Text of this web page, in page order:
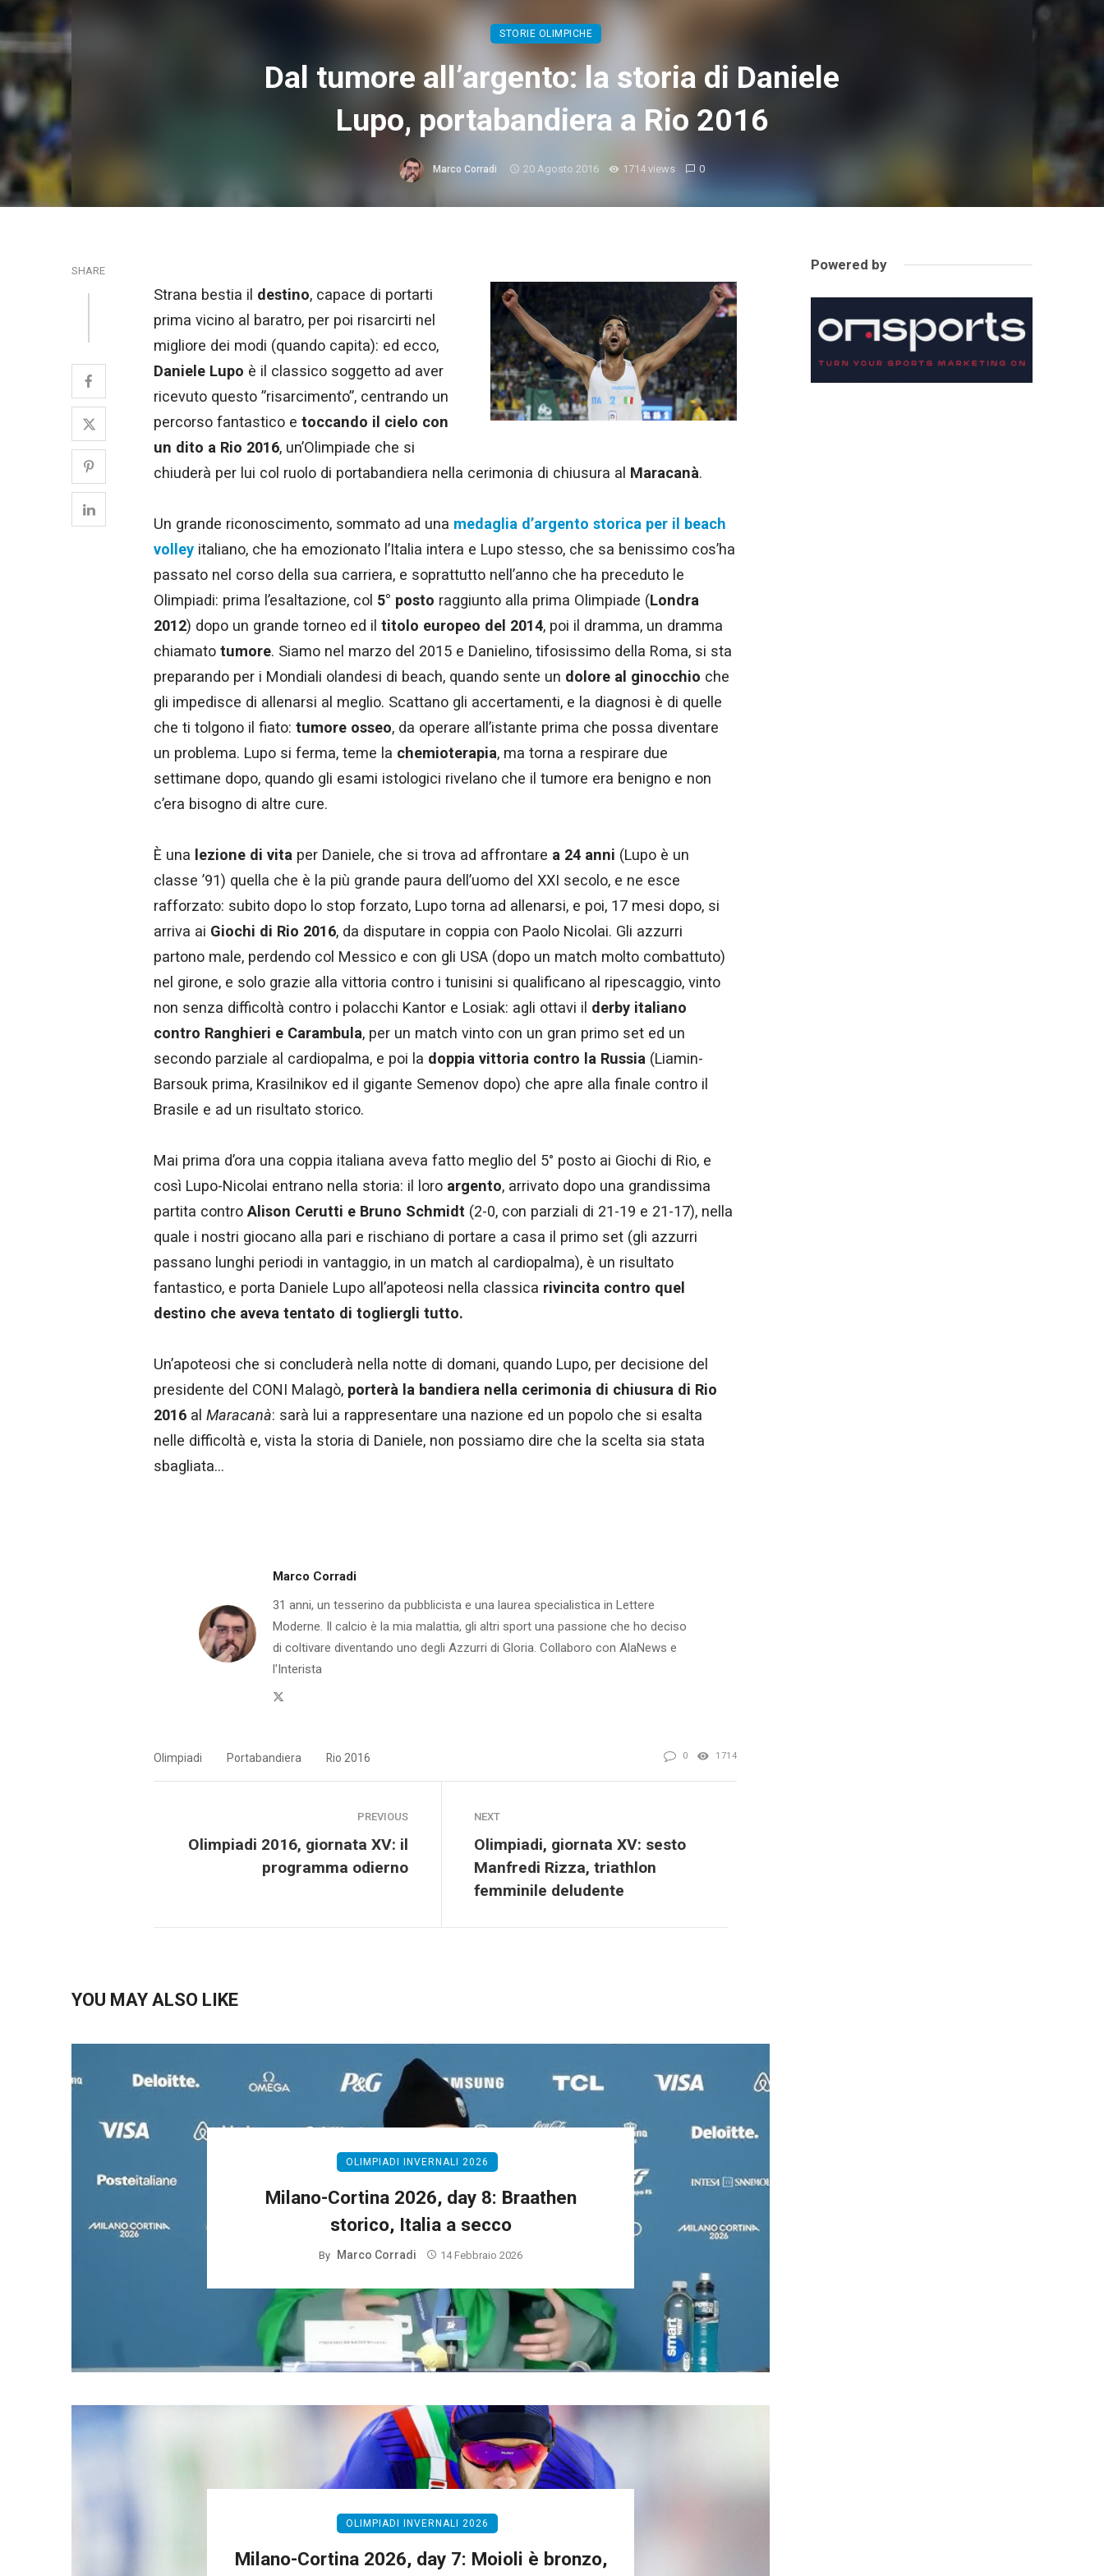
STORIE OLIMPICHE
Dal tumore all’argento: la storia di Daniele
Lupo, portabandiera a Rio 2016
Marco Corradi 20 Agosto 2016 1714 views 0
SHARE
Strana bestia il destino, capace di portarti
prima vicino al baratro, per poi risarcirti nel
migliore dei modi (quando capita): ed ecco,
Daniele Lupo è il classico soggetto ad aver
ricevuto questo ”risarcimento”, centrando un
percorso fantastico e toccando il cielo con
un dito a Rio 2016, un’Olimpiade che si
chiuderà per lui col ruolo di portabandiera nella cerimonia di chiusura al Maracanà.
Un grande riconoscimento, sommato ad una medaglia d’argento storica per il beach
volley italiano, che ha emozionato l’Italia intera e Lupo stesso, che sa benissimo cos’ha
passato nel corso della sua carriera, e soprattutto nell’anno che ha preceduto le
Olimpiadi: prima l’esaltazione, col 5° posto raggiunto alla prima Olimpiade (Londra
2012) dopo un grande torneo ed il titolo europeo del 2014, poi il dramma, un dramma
chiamato tumore. Siamo nel marzo del 2015 e Danielino, tifosissimo della Roma, si sta
preparando per i Mondiali olandesi di beach, quando sente un dolore al ginocchio che
gli impedisce di allenarsi al meglio. Scattano gli accertamenti, e la diagnosi è di quelle
che ti tolgono il fiato: tumore osseo, da operare all’istante prima che possa diventare
un problema. Lupo si ferma, teme la chemioterapia, ma torna a respirare due
settimane dopo, quando gli esami istologici rivelano che il tumore era benigno e non
c’era bisogno di altre cure.
È una lezione di vita per Daniele, che si trova ad affrontare a 24 anni (Lupo è un
classe ’91) quella che è la più grande paura dell’uomo del XXI secolo, e ne esce
rafforzato: subito dopo lo stop forzato, Lupo torna ad allenarsi, e poi, 17 mesi dopo, si
arriva ai Giochi di Rio 2016, da disputare in coppia con Paolo Nicolai. Gli azzurri
partono male, perdendo col Messico e con gli USA (dopo un match molto combattuto)
nel girone, e solo grazie alla vittoria contro i tunisini si qualificano al ripescaggio, vinto
non senza difficoltà contro i polacchi Kantor e Losiak: agli ottavi il derby italiano
contro Ranghieri e Carambula, per un match vinto con un gran primo set ed un
secondo parziale al cardiopalma, e poi la doppia vittoria contro la Russia (Liamin-
Barsouk prima, Krasilnikov ed il gigante Semenov dopo) che apre alla finale contro il
Brasile e ad un risultato storico.
Mai prima d’ora una coppia italiana aveva fatto meglio del 5° posto ai Giochi di Rio, e
così Lupo-Nicolai entrano nella storia: il loro argento, arrivato dopo una grandissima
partita contro Alison Cerutti e Bruno Schmidt (2-0, con parziali di 21-19 e 21-17), nella
quale i nostri giocano alla pari e rischiano di portare a casa il primo set (gli azzurri
passano lunghi periodi in vantaggio, in un match al cardiopalma), è un risultato
fantastico, e porta Daniele Lupo all’apoteosi nella classica rivincita contro quel
destino che aveva tentato di togliergli tutto.
Un’apoteosi che si concluderà nella notte di domani, quando Lupo, per decisione del
presidente del CONI Malagò, porterà la bandiera nella cerimonia di chiusura di Rio
2016 al Maracanà: sarà lui a rappresentare una nazione ed un popolo che si esalta
nelle difficoltà e, vista la storia di Daniele, non possiamo dire che la scelta sia stata
sbagliata…
Marco Corradi
31 anni, un tesserino da pubblicista e una laurea specialistica in Lettere
Moderne. Il calcio è la mia malattia, gli altri sport una passione che ho deciso
di coltivare diventando uno degli Azzurri di Gloria. Collaboro con AlaNews e
l'Interista
Olimpiadi Portabandiera Rio 2016 0 1714
PREVIOUS
Olimpiadi 2016, giornata XV: il
programma odierno
NEXT
Olimpiadi, giornata XV: sesto
Manfredi Rizza, triathlon
femminile deludente
YOU MAY ALSO LIKE
OLIMPIADI INVERNALI 2026
Milano-Cortina 2026, day 8: Braathen
storico, Italia a secco
By Marco Corradi 14 Febbraio 2026
OLIMPIADI INVERNALI 2026
Milano-Cortina 2026, day 7: Moioli è bronzo,
Powered by